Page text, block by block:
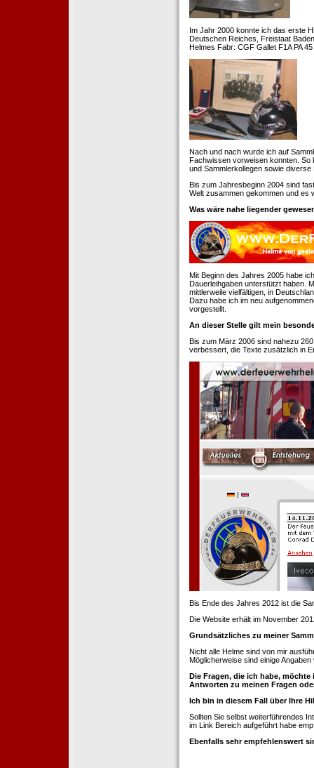
Im Jahr 2000 konnte ich das erste
Deutschen Reiches, Freistaat
Helmes Fabr: CGF Gallet F1A PA
Nach und nach wurde ich auf
Fachwissen vorweisen konnten. So
und Sammlerkollegen sowie
Bis zum Jahresbeginn 2004 sind
Welt zusammen gekommen und es
Was wäre nahe liegender
Mit Beginn des Jahres 2005 habe
Dauerleihgaben unterstützt haben.
mittlerweile vielfältigen, in
Dazu habe ich im neu
vorgestellt.
An dieser Stelle gilt mein
Bis zum März 2006 sind nahezu
verbessert, die Texte zusätzlich in
Bis Ende des Jahres 2012 ist die
Die Website erhält im November
Grundsätzliches zu meiner
Nicht alle Helme sind von mir
Möglicherweise sind einige
Die Fragen, die ich habe,
Antworten zu meinen Fragen
Ich bin in diesem Fall über Ihre
Sollten Sie selbst weiterführendes
im Link Bereich aufgeführt habe
Ebenfalls sehr empfehlenswert